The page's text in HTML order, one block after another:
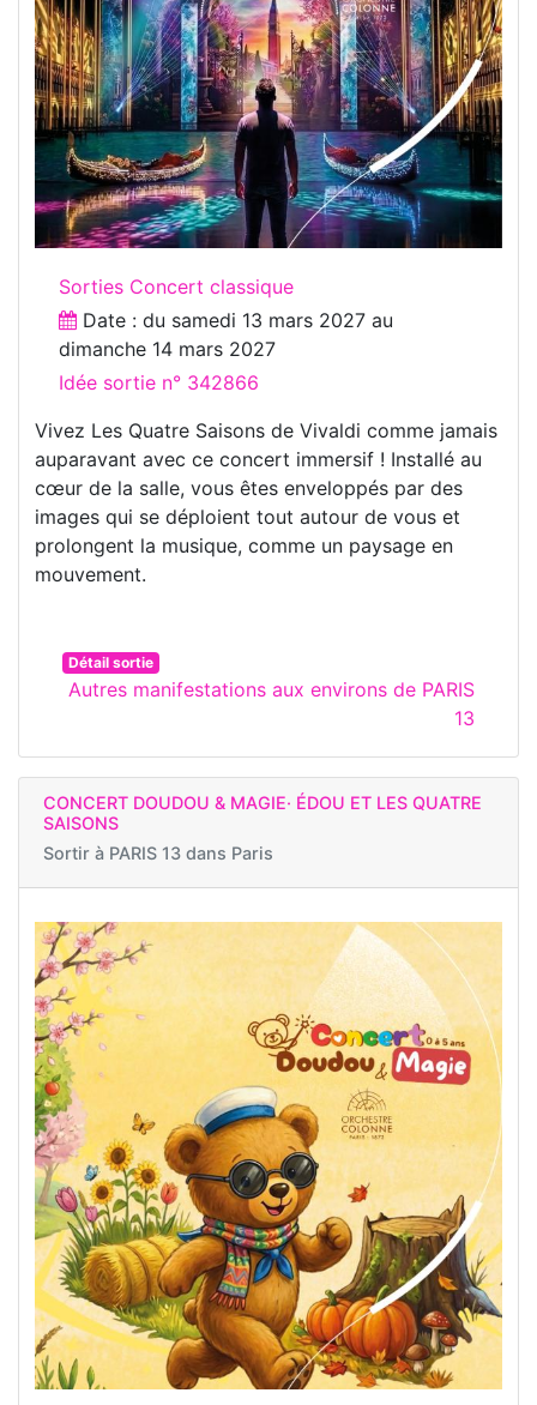
Sorties Concert classique
Date : du samedi 13 mars 2027 au
dimanche 14 mars 2027
Idée sortie n° 342866
Vivez Les Quatre Saisons de Vivaldi comme jamais
auparavant avec ce concert immersif ! Installé au
cœur de la salle, vous êtes enveloppés par des
images qui se déploient tout autour de vous et
prolongent la musique, comme un paysage en
mouvement.
Détail sortie
Autres manifestations aux environs de PARIS
13
CONCERT DOUDOU & MAGIE· ÉDOU ET LES QUATRE
SAISONS
Sortir à PARIS 13 dans Paris